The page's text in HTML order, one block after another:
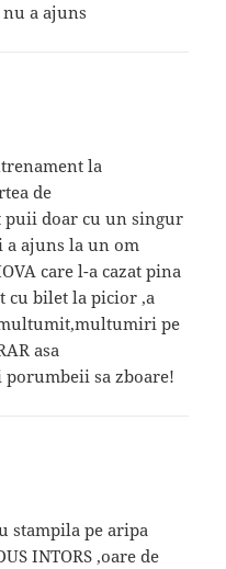
nu a ajuns
la
de
puii doar cu un singur
a ajuns la un om
care l-a cazat pina
cu bilet la picior ,a
pe
asa
porumbeii sa zboare!
stampila pe aripa
INTORS ,oare de